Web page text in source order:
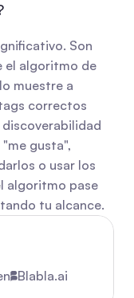
Son
el algoritmo de
muestre a
correctos
gusta",
o usar los
algoritmo pase
tu alcance.
Blabla.ai